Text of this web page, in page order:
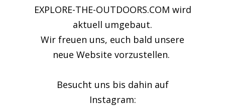
EXPLORE-THE-OUTDOORS.COM wird
aktuell umgebaut.
Wir freuen uns, euch bald unsere
neue Website vorzustellen.
Besucht uns bis dahin auf
Instagram: